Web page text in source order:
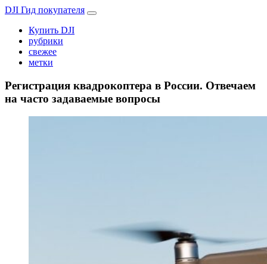
DJI Гид покупателя
Купить DJI
рубрики
свежее
метки
Регистрация квадрокоптера в России. Отвечаем
на часто задаваемые вопросы